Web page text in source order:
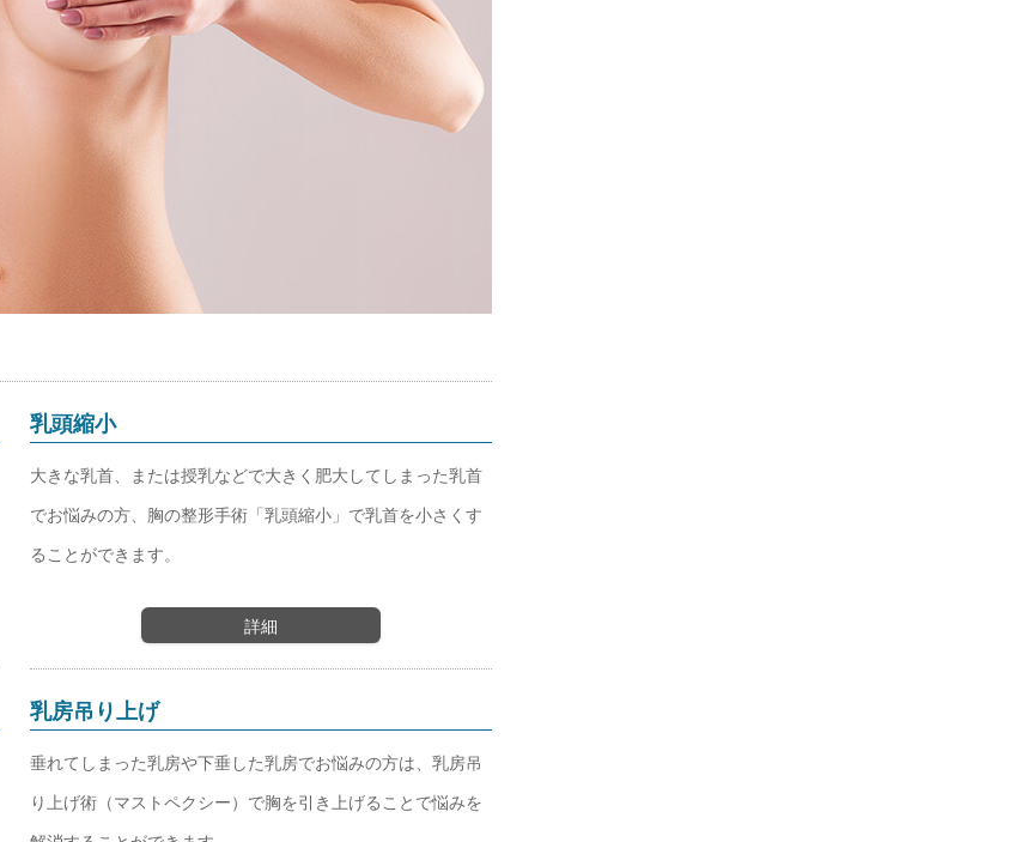
乳頭縮小
大きな乳首、または授乳などで大きく肥大してしまった乳首
でお悩みの方、胸の整形手術「乳頭縮小」で乳首を小さくす
ることができます。
詳細
乳房吊り上げ
垂れてしまった乳房や下垂した乳房でお悩みの方は、乳房吊
り上げ術（マストペクシー）で胸を引き上げることで悩みを